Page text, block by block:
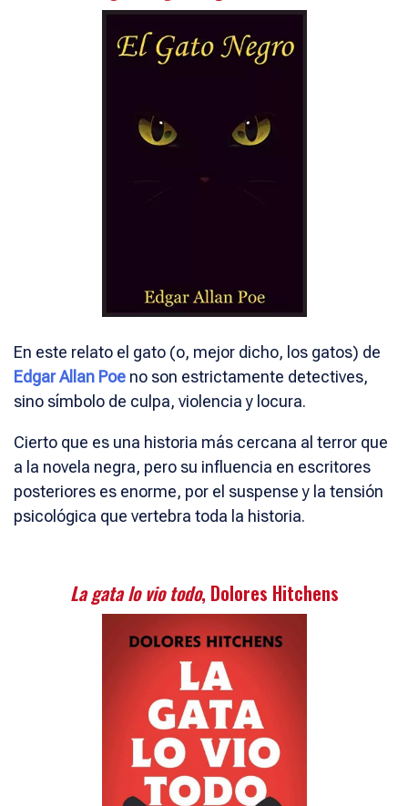
En este relato el gato (o, mejor dicho, los gatos) de
Edgar Allan Poe no son estrictamente detectives,
sino símbolo de culpa, violencia y locura.
Cierto que es una historia más cercana al terror que
a la novela negra, pero su influencia en escritores
posteriores es enorme, por el suspense y la tensión
psicológica que vertebra toda la historia.
La gata lo vio todo, Dolores Hitchens